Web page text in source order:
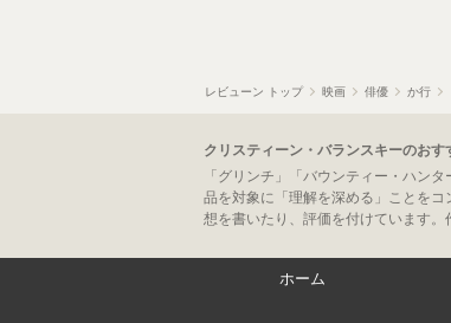
レビューン トップ 映画 俳優 か行
クリスティーン・バランスキーのお
「グリンチ」「バウンティー・ハン
品を対象に「理解を深める」ことを
想を書いたり、評価を付けています。
ホーム